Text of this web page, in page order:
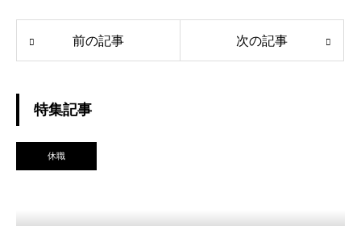
前の記事 次の記事
特集記事
休職